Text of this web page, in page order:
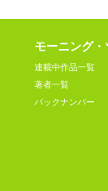
モーニング・
連載中作品一覧
著者一覧
バックナンバー